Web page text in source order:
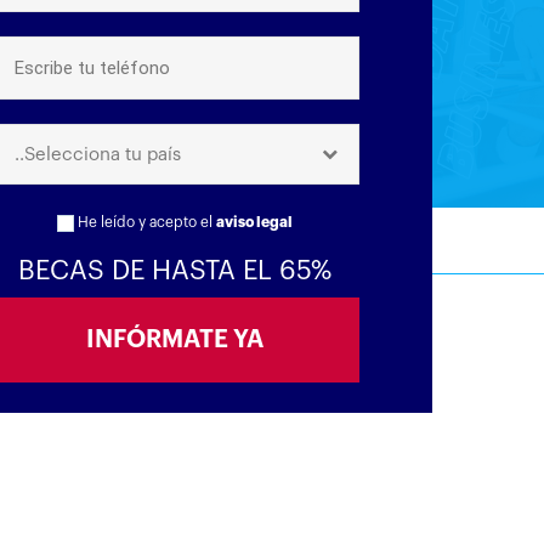
..Selecciona tu país
He leído y acepto el aviso legal
BECAS DE HASTA EL 65%